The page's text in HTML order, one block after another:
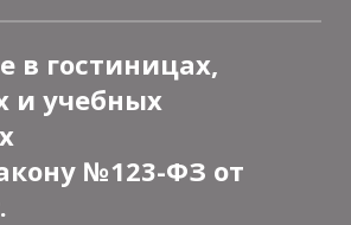
в гостиницах,
и учебных
№123-ФЗ от